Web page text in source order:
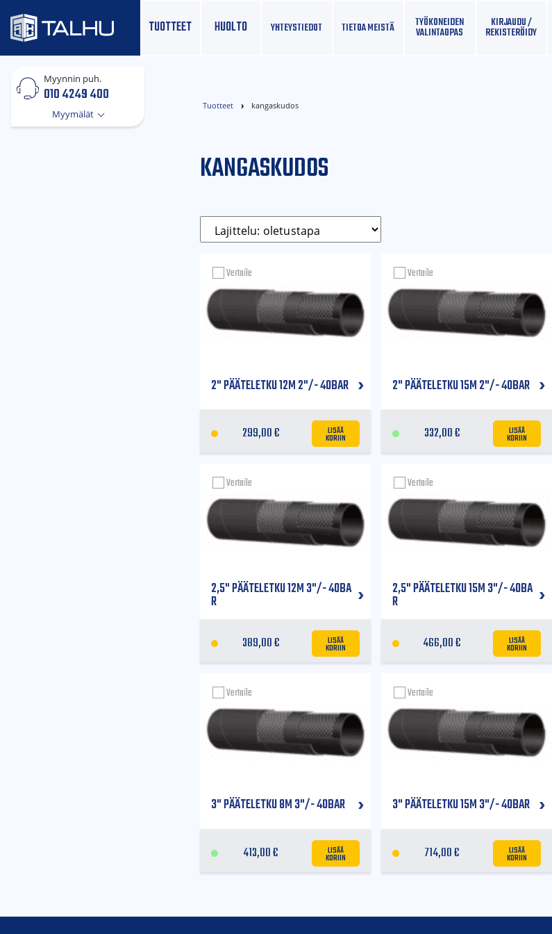
TUOTTEET HUOLTO YHTEYS­TIEDOT TIETOA MEISTÄ TYÖKONEIDEN
VALINTAOPAS
KIRJAUDU /
REKISTERÖIDY
Myynnin puh.
010 4249 400
Myymälät
Tuotteet kangaskudos
KANGASKUDOS
2" PÄÄTELETKU 12M 2"/- 40BAR
299,00€ LISÄÄ
KORIIN
Vertaile
2" PÄÄTELETKU 15M 2"/- 40BAR
332,00€ LISÄÄ
KORIIN
Vertaile
2,5" PÄÄTELETKU 12M 3"/- 40BA
R
389,00€ LISÄÄ
KORIIN
Vertaile
2,5" PÄÄTELETKU 15M 3"/- 40BA
R
466,00€ LISÄÄ
KORIIN
Vertaile
3" PÄÄTELETKU 8M 3"/- 40BAR
413,00€ LISÄÄ
KORIIN
Vertaile
3" PÄÄTELETKU 15M 3"/- 40BAR
714,00€ LISÄÄ
KORIIN
Vertaile